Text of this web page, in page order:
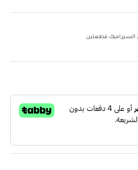
السيراميك قطعتين